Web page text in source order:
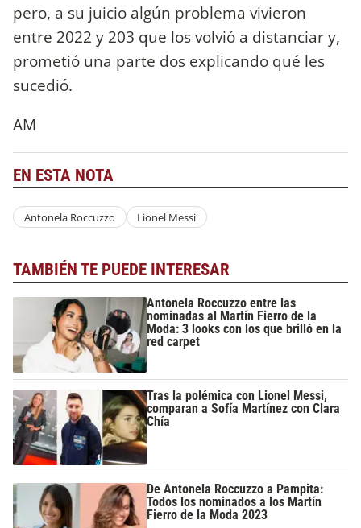
pero, a su juicio algún problema vivieron
entre 2022 y 203 que los volvió a distanciar y,
prometió una parte dos explicando qué les
sucedió.
AM
EN ESTA NOTA
Antonela Roccuzzo Lionel Messi
TAMBIÉN TE PUEDE INTERESAR
Antonela Roccuzzo entre las
nominadas al Martín Fierro de la
Moda: 3 looks con los que brilló en la
red carpet
Tras la polémica con Lionel Messi,
comparan a Sofía Martínez con Clara
Chía
De Antonela Roccuzzo a Pampita:
Todos los nominados a los Martín
Fierro de la Moda 2023